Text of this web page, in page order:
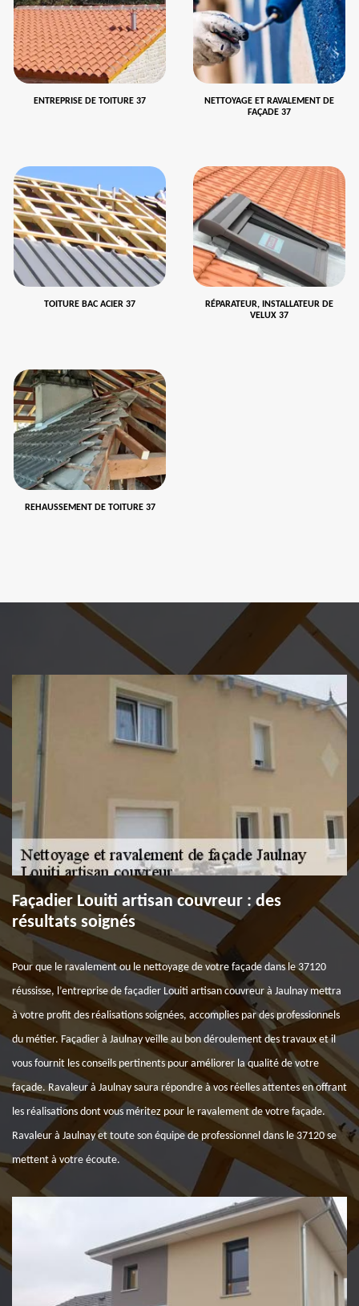
ENTREPRISE DE TOITURE 37
NETTOYAGE ET RAVALEMENT DE
FAÇADE 37
TOITURE BAC ACIER 37
RÉPARATEUR, INSTALLATEUR DE
VELUX 37
REHAUSSEMENT DE TOITURE 37
Façadier Louiti artisan couvreur : des
résultats soignés
Pour que le ravalement ou le nettoyage de votre façade dans le 37120
réussisse, l’entreprise de façadier Louiti artisan couvreur à Jaulnay mettra
à votre profit des réalisations soignées, accomplies par des professionnels
du métier. Façadier à Jaulnay veille au bon déroulement des travaux et il
vous fournit les conseils pertinents pour améliorer la qualité de votre
façade. Ravaleur à Jaulnay saura répondre à vos réelles attentes en offrant
les réalisations dont vous méritez pour le ravalement de votre façade.
Ravaleur à Jaulnay et toute son équipe de professionnel dans le 37120 se
mettent à votre écoute.